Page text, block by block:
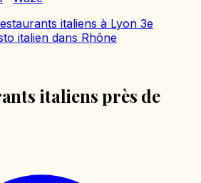
italiens à Lyon 3e
italien dans Rhône
italiens près de